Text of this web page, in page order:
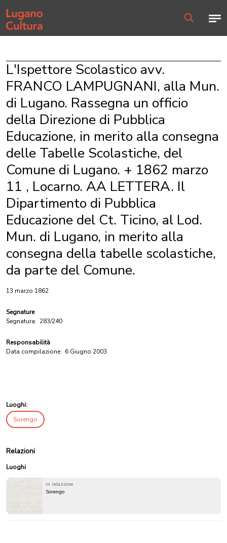
Home page
L'Ispettore Scolastico avv.
FRANCO LAMPUGNANI, alla Mun.
di Lugano. Rassegna un officio
della Direzione di Pubblica
Educazione, in merito alla consegna
delle Tabelle Scolastiche, del
Comune di Lugano. + 1862 marzo
11 , Locarno. AA LETTERA. Il
Dipartimento di Pubblica
Educazione del Ct. Ticino, al Lod.
Mun. di Lugano, in merito alla
consegna della tabelle scolastiche,
da parte del Comune.
13 marzo 1862
Segnature
Segnatura: 283/240
Responsabilità
Data compilazione: 6 Giugno 2003
Luoghi:
Sorengo
Relazioni
Luoghi
in relazione
Sorengo